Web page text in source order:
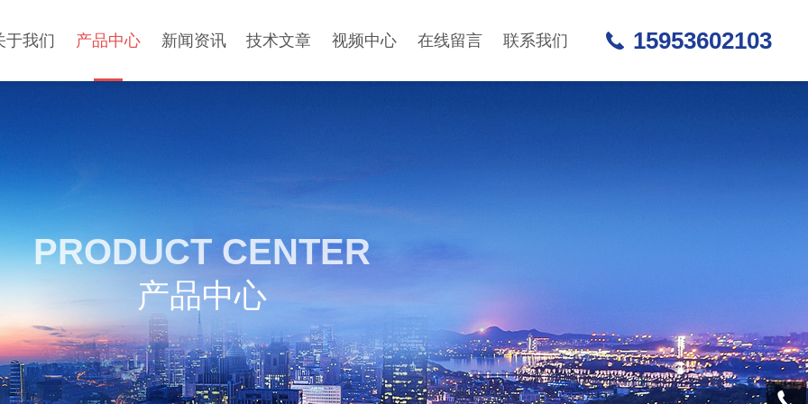
于我们 产品中心 新闻资讯 技术文章 视频中心 在线留言 联系我们 15953602103
PRODUCT CENTER
产品中心